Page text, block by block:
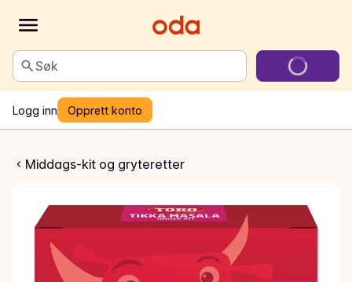
Søk
Logg inn Opprett konto
Middags-kit og gryteretter
indisk kit